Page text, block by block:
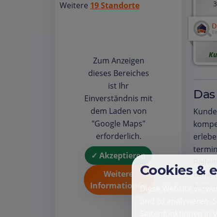
ohne
Weitere 19 Standorte
Zum Anzeigen
dieses Bereiches
ist Ihr
Einverständnis mit
dem Laden von
"Google Maps"
erforderlich.
✓ Akzeptieren
Weitere
Informationen
Cookies &
Diese Website